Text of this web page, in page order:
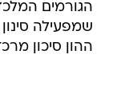
שמפעילה
ההון סיכון